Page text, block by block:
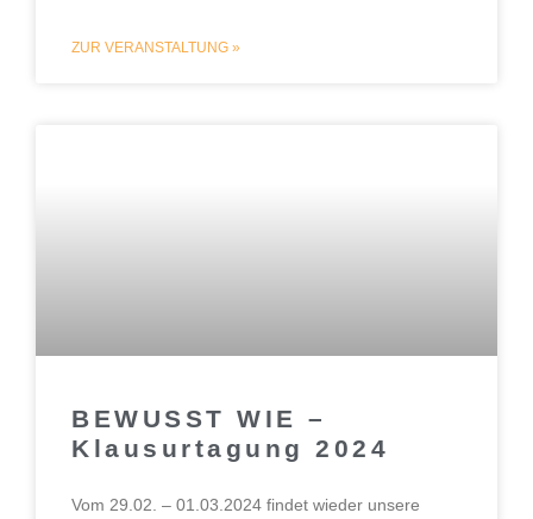
ZUR VERANSTALTUNG »
BEWUSST WIE –
Klausurtagung 2024
Vom 29.02. – 01.03.2024 findet wieder unsere